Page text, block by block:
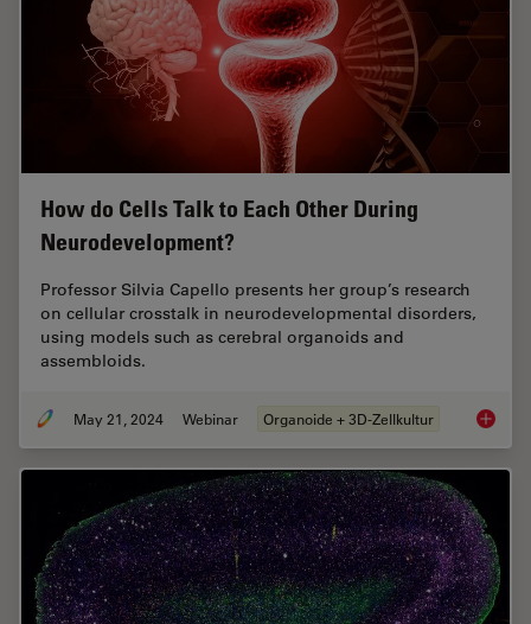
How do Cells Talk to Each Other During
Neurodevelopment?
Professor Silvia Capello presents her group’s research
on cellular crosstalk in neurodevelopmental disorders,
using models such as cerebral organoids and
assembloids.
May 21, 2024 Webinar Organoide + 3D-Zellkultur How